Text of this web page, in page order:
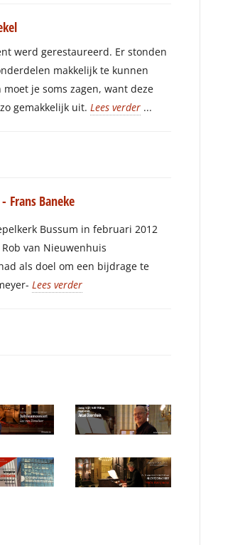
werd gerestaureerd. Er stonden
makkelijk te kunnen
je soms zagen, want deze
gemakkelijk uit. Lees verder ...
Frans Baneke
Bussum in februari 2012
van Nieuwenhuis
als doel om een bijdrage te
Lees verder